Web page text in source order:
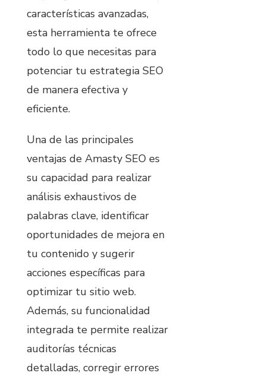
características avanzadas,
esta herramienta te ofrece
todo lo que necesitas para
potenciar tu estrategia SEO
de manera efectiva y
eficiente.
Una de las principales
ventajas de Amasty SEO es
su capacidad para realizar
análisis exhaustivos de
palabras clave, identificar
oportunidades de mejora en
tu contenido y sugerir
acciones específicas para
optimizar tu sitio web.
Además, su funcionalidad
integrada te permite realizar
auditorías técnicas
detalladas, corregir errores